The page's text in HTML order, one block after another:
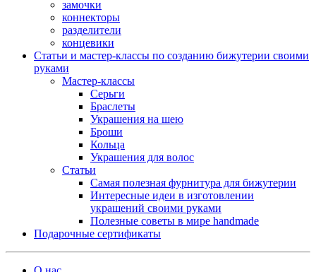
замочки
коннекторы
разделители
концевики
Статьи и мастер-классы по созданию бижутерии своими
руками
Мастер-классы
Серьги
Браслеты
Украшения на шею
Броши
Кольца
Украшения для волос
Статьи
Самая полезная фурнитура для бижутерии
Интересные идеи в изготовлении
украшений своими руками
Полезные советы в мире handmade
Подарочные сертификаты